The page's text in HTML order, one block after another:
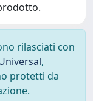
rilasciati con
,
protetti da